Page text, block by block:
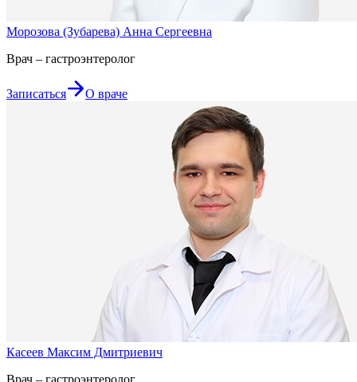
Морозова (Зубарева) Анна Сергеевна
Врач – гастроэнтеролог
Записаться О враче
Касеев Максим Дмитриевич